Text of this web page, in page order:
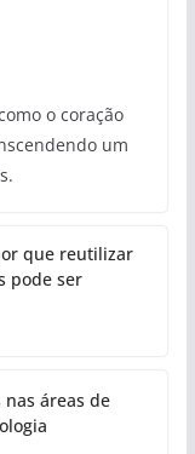
o coração
um
que reutilizar
pode ser
nas áreas de